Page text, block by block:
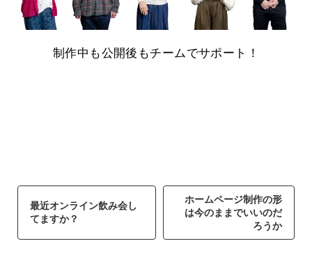
制作中も公開後もチームでサポート！
最近オンライン飲み会し
てますか？
ホームページ制作の形
は今のままでいいのだ
ろうか